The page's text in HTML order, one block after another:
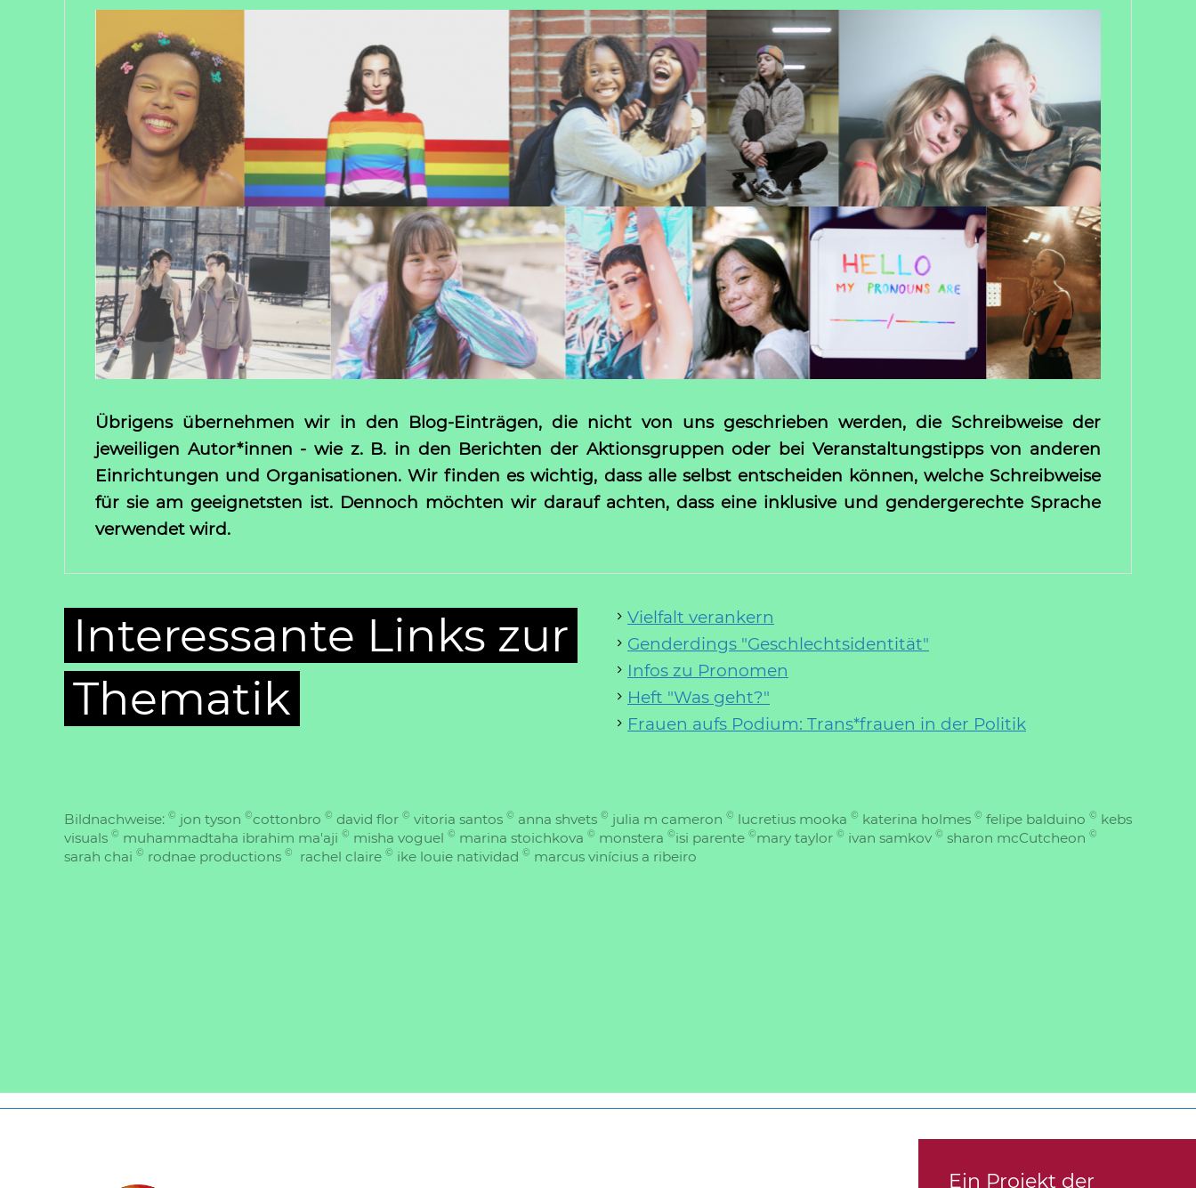
Übrigens übernehmen wir in den Blog-Einträgen, die nicht von uns geschrieben werden, die Schreibweise der
jeweiligen Autor*innen - wie z. B. in den Berichten der Aktionsgruppen oder bei Veranstaltungstipps von anderen
Einrichtungen und Organisationen. Wir finden es wichtig, dass alle selbst entscheiden können, welche Schreibweise
für sie am geeignetsten ist. Dennoch möchten wir darauf achten, dass eine inklusive und gendergerechte Sprache
verwendet wird.
Interessante Links zur
Thematik
Vielfalt verankern
Genderdings "Geschlechtsidentität"
Infos zu Pronomen
Heft "Was geht?"
Frauen aufs Podium: Trans*frauen in der Politik
Bildnachweise: © jon tyson ©cottonbro © david flor © vitoria santos © anna shvets © julia m cameron © lucretius mooka © katerina holmes © felipe balduino © kebs
visuals © muhammadtaha ibrahim ma'aji © misha voguel © marina stoichkova © monstera ©isi parente ©mary taylor © ivan samkov © sharon mcCutcheon ©
sarah chai © rodnae productions © rachel claire © ike louie natividad © marcus vinícius a ribeiro
Ein Projekt der